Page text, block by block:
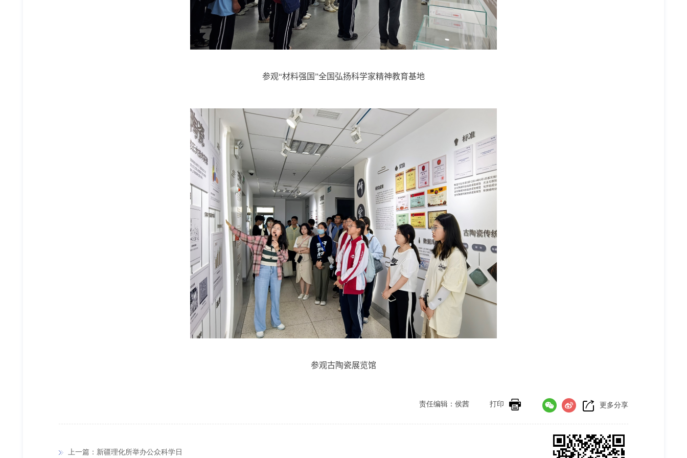
参观“材料强国”全国弘扬科学家精神教育基地
参观古陶瓷展览馆
更多分享
打印
责任编辑：侯茜
上一篇：新疆理化所举办公众科学日